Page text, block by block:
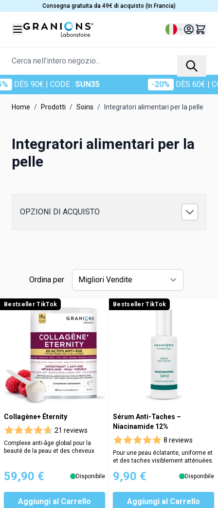
Salta al contenutoConsegna gratuita da 49€ di acquisto (In Francia)
Lingua
Cerca nell'intero negozio...
| CODE : SUN35 DÈS 60€ | CODE :
Home / Prodotti / Soins / Integratori alimentari per la pelle
Integratori alimentari per la
pelle
OPZIONI DI ACQUISTO
Ordina per
Bestseller TikTok
Collagène+ Éternity
21 reviews
Complexe anti-âge global pour la
beauté de la peau et des cheveux
59,90 € Disponibile
Aggiungi al Carrello
Bestseller TikTok
Sérum Anti-Taches –
Niacinamide 12%
8 reviews
Pour une peau éclatante, uniforme et
et des taches visiblement atténuées.
9,90 € Disponibile
Aggiungi al Carrello